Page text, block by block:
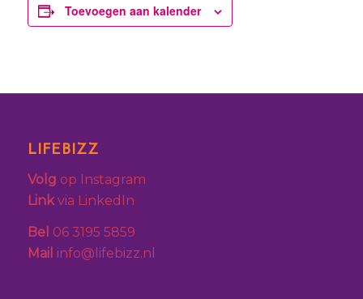
Toevoegen aan kalender
LIFEBIZZ
Volg op Instagram
Linkvia LinkedIn
Bel 06 3195 5859
Mail info@lifebizz.nl